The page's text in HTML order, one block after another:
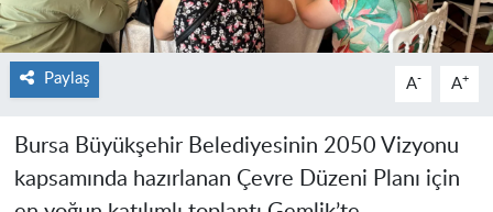
Paylaş A- A+
Bursa Büyükşehir Belediyesinin 2050 Vizyonu
kapsamında hazırlanan Çevre Düzeni Planı için